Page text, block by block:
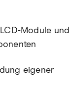
Module und
eigener